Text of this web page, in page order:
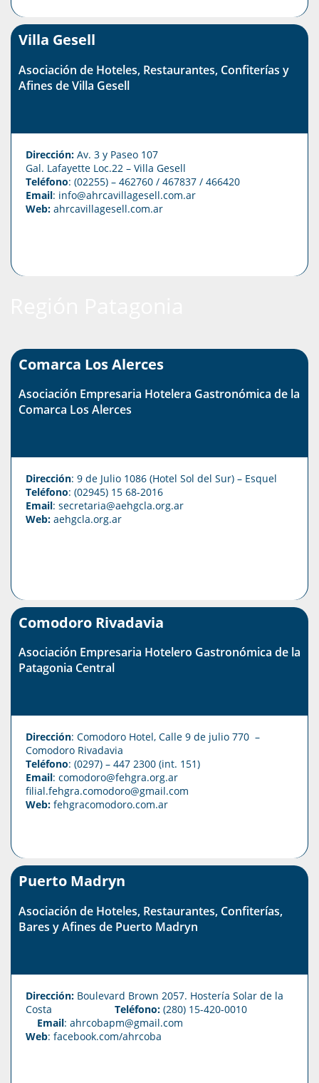
Villa Gesell
Asociación de Hoteles, Restaurantes, Confiterías y
Afines de Villa Gesell
Dirección: Av. 3 y Paseo 107
Gal. Lafayette Loc.22 – Villa Gesell
Teléfono: (02255) – 462760 / 467837 / 466420
Email: info@ahrcavillagesell.com.ar
Web: ahrcavillagesell.com.ar
Comarca Los Alerces
Asociación Empresaria Hotelera Gastronómica de la
Comarca Los Alerces
Dirección: 9 de Julio 1086 (Hotel Sol del Sur) – Esquel
Teléfono: (02945) 15 68-2016
Email: secretaria@aehgcla.org.ar
Web: aehgcla.org.ar
Comodoro Rivadavia
Asociación Empresaria Hotelero Gastronómica de la
Patagonia Central
Dirección: Comodoro Hotel, Calle 9 de julio 770 –
Comodoro Rivadavia
Teléfono: (0297) – 447 2300 (int. 151)
Email: comodoro@fehgra.org.ar
filial.fehgra.comodoro@gmail.com
Web: fehgracomodoro.com.ar
Puerto Madryn
Asociación de Hoteles, Restaurantes, Confiterías,
Bares y Afines de Puerto Madryn
Dirección: Boulevard Brown 2057. Hostería Solar de la
Costa Teléfono: (280) 15-420-0010
Email: ahrcobapm@gmail.com
Web: facebook.com/ahrcoba